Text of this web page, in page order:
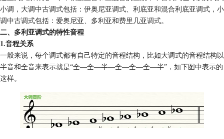
小调，大调中古调式包括：伊奥尼亚调式、利底亚和混合利底亚调式，小
调中古调式包括：爱奥尼亚、多利亚和费里几亚调式。
二、多利亚调式的特性音程
1.音程关系
一般来说，每个调式都有自己特定的音程结构，比如大调式的音程结构以
半音和全音来表示就是“全—全—半—全—全—全—半”，如下图中表示的
这样。